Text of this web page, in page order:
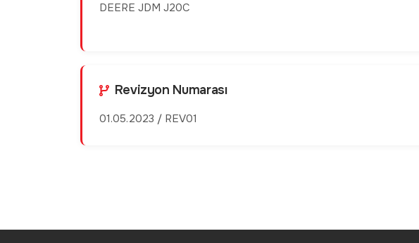
DEERE JDM J20C
Revizyon Numarası
01.05.2023 / REV01